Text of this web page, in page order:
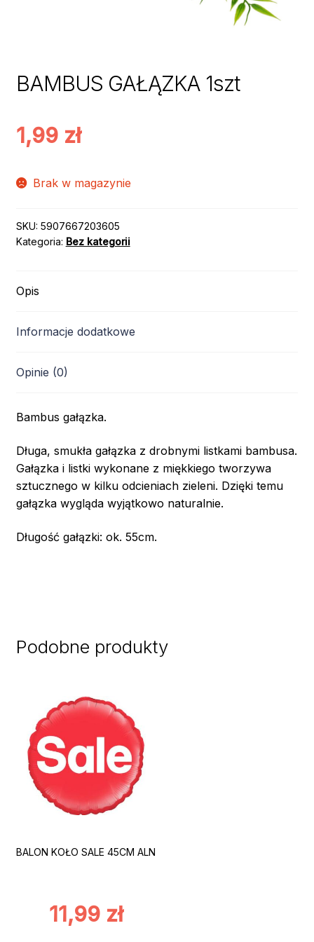
BAMBUS GAŁĄZKA 1szt
1,99 zł
Brak w magazynie
SKU: 5907667203605
Kategoria: Bez kategorii
Opis
Informacje dodatkowe
Opinie (0)
Bambus gałązka.
Długa, smukła gałązka z drobnymi listkami bambusa.
Gałązka i listki wykonane z miękkiego tworzywa
sztucznego w kilku odcieniach zieleni. Dzięki temu
gałązka wygląda wyjątkowo naturalnie.
Długość gałązki: ok. 55cm.
Podobne produkty
BALON KOŁO SALE 45CM ALN
11,99 zł